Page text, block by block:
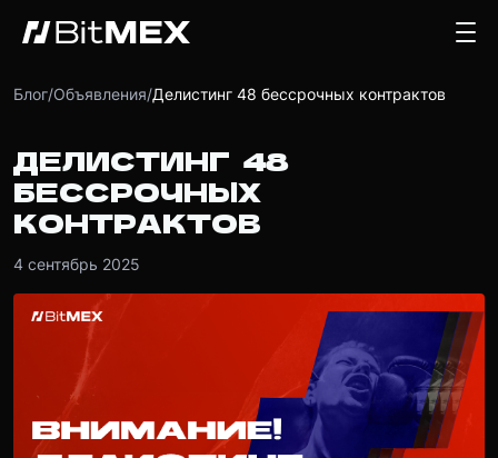
Блог/Объявления/Делистинг 48 бессрочных контрактов
ДЕЛИСТИНГ 48
БЕССРОЧНЫХ
КОНТРАКТОВ
4 сентябрь 2025